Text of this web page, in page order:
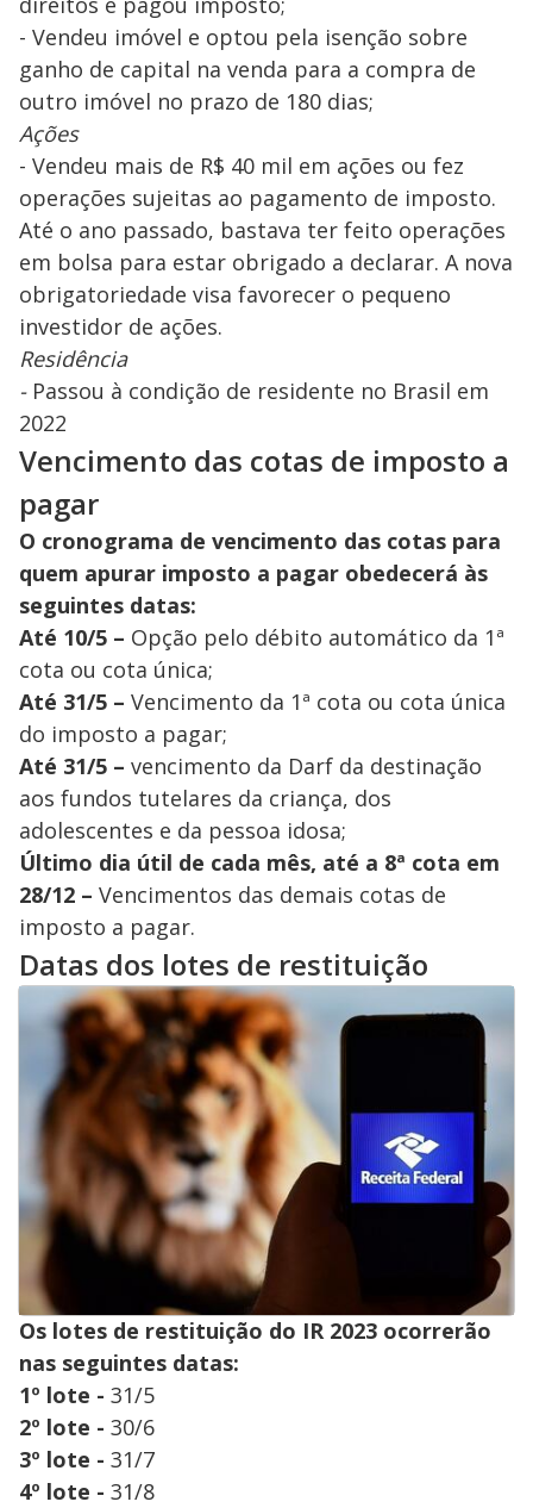
- Vendeu imóvel e optou pela isenção sobre
ganho de capital na venda para a compra de
outro imóvel no prazo de 180 dias;
Ações
- Vendeu mais de R$ 40 mil em ações ou fez
operações sujeitas ao pagamento de imposto.
Até o ano passado, bastava ter feito operações
em bolsa para estar obrigado a declarar. A nova
obrigatoriedade visa favorecer o pequeno
investidor de ações.
Residência
- Passou à condição de residente no Brasil em
2022
Vencimento das cotas de imposto a
pagar
O cronograma de vencimento das cotas para
quem apurar imposto a pagar obedecerá às
seguintes datas:
Até 10/5 – Opção pelo débito automático da 1ª
cota ou cota única;
Até 31/5 – Vencimento da 1ª cota ou cota única
do imposto a pagar;
Até 31/5 – vencimento da Darf da destinação
aos fundos tutelares da criança, dos
adolescentes e da pessoa idosa;
Último dia útil de cada mês, até a 8ª cota em
28/12 – Vencimentos das demais cotas de
imposto a pagar.
Datas dos lotes de restituição
Os lotes de restituição do IR 2023 ocorrerão
nas seguintes datas:
1º lote - 31/5
2º lote - 30/6
3º lote - 31/7
4º lote - 31/8